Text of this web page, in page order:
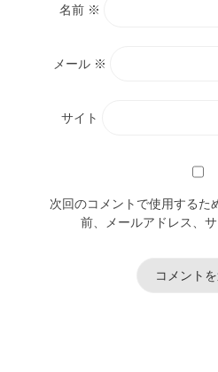
名前 ※
メール ※
サイト
次回のコメントで使用するた
前、メールアドレス、サ